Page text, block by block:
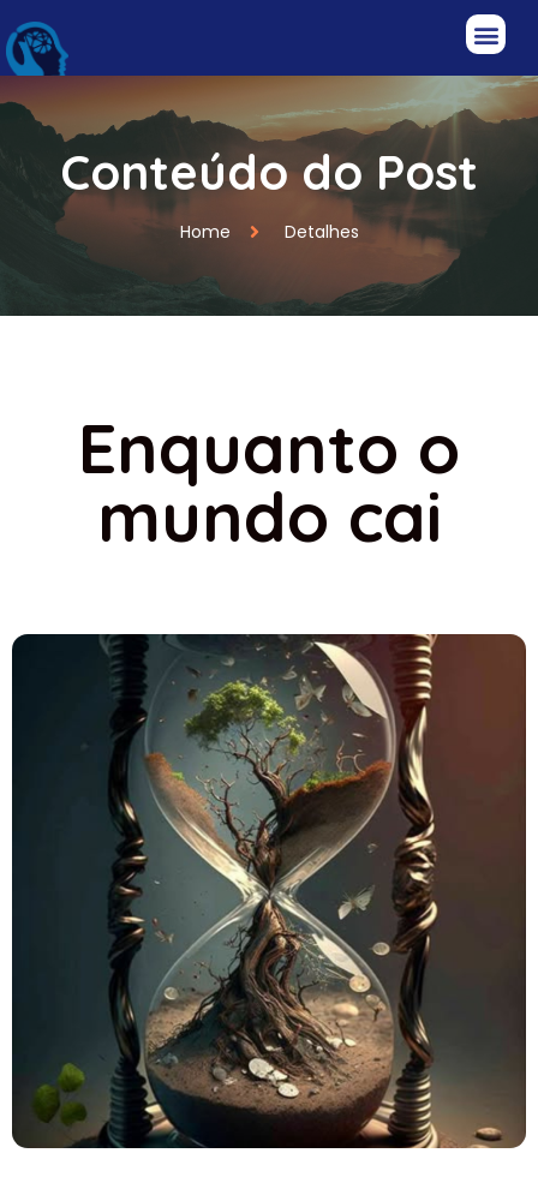
Conteúdo do Post
Home Detalhes
Enquanto o
mundo cai